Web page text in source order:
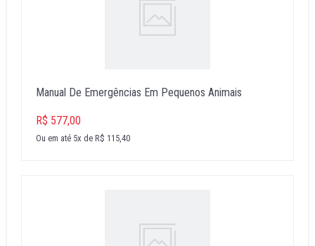
Manual De Emergências Em Pequenos Animais
R$ 577,00
Ou em até 5x de R$ 115,40